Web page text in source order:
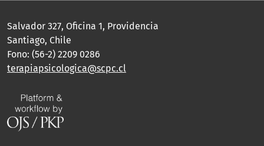
Salvador 327, Oficina 1, Providencia
Santiago, Chile
Fono: (56-2) 2209 0286
terapiapsicologica@scpc.cl